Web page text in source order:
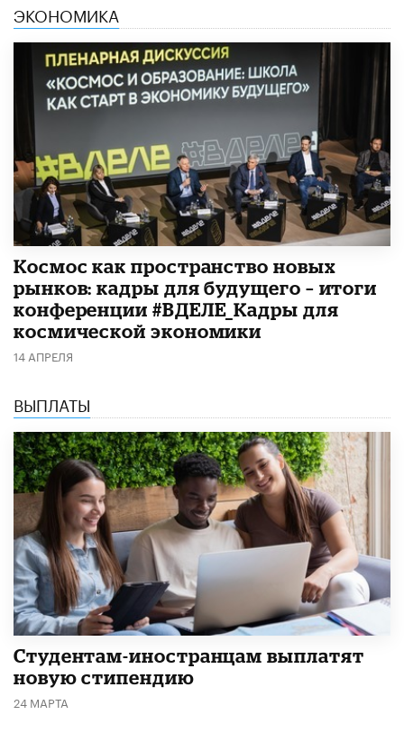
ЭКОНОМИКА
Космос как пространство новых
рынков: кадры для будущего – итоги
конференции #ВДЕЛЕ_Кадры для
космической экономики
14 АПРЕЛЯ
ВЫПЛАТЫ
Студентам-иностранцам выплатят
новую стипендию
24 МАРТА